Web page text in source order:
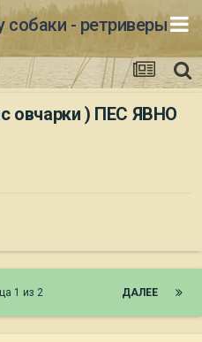
собаки - ретриверы
овчарки ) ПЕС ЯВНО
ДАЛЕЕ
1 из 2